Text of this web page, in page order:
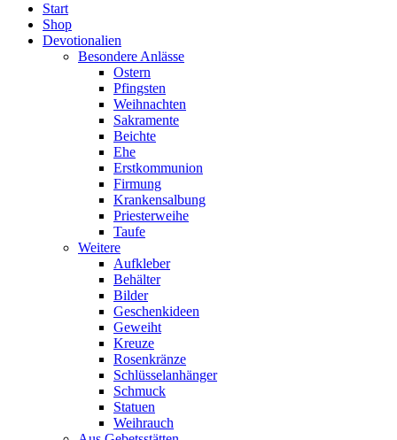
Start
Shop
Devotionalien
Besondere Anlässe
Ostern
Pfingsten
Weihnachten
Sakramente
Beichte
Ehe
Erstkommunion
Firmung
Krankensalbung
Priesterweihe
Taufe
Weitere
Aufkleber
Behälter
Bilder
Geschenkideen
Geweiht
Kreuze
Rosenkränze
Schlüsselanhänger
Schmuck
Statuen
Weihrauch